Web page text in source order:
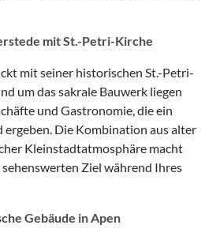
mit St.-Petri-Kirche
mit seiner historischen St.-Petri-
um das sakrale Bauwerk liegen
und Gastronomie, die ein
Die Kombination aus alter
Kleinstadtatmosphäre macht
Ziel während Ihres
Gebäude in Apen